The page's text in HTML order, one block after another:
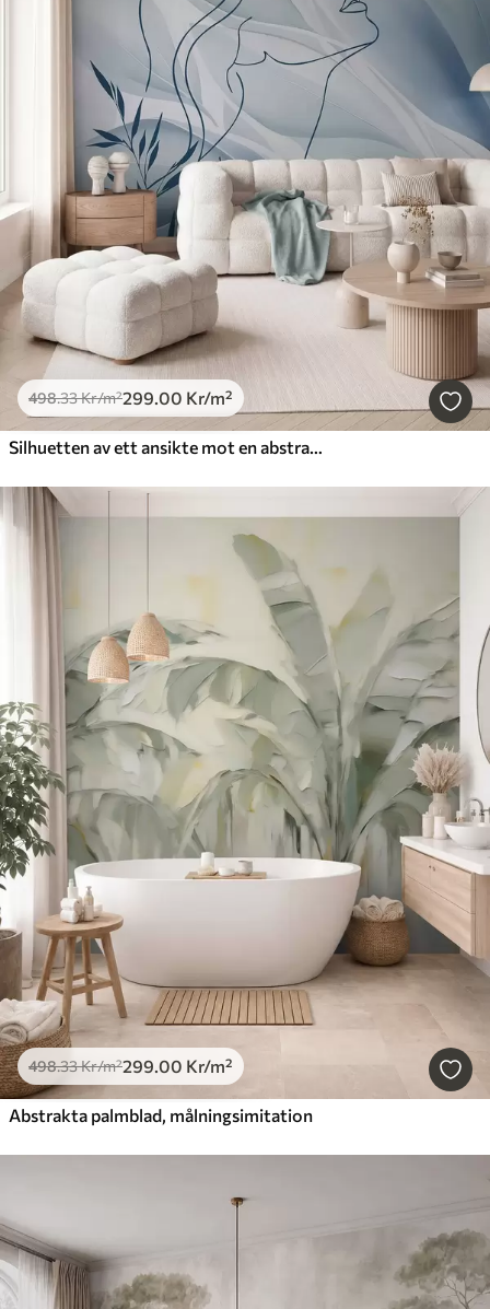
498.33Kr/m²299.00 Kr/m²
Silhuetten av ett ansikte mot en abstrakt bakgrund
498.33Kr/m²299.00 Kr/m²
Abstrakta palmblad, målningsimitation